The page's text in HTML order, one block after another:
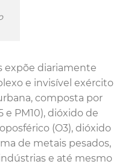
expõe diariamente
e invisível exército
composta por
e PM10), dióxido de
(O3), dióxido
de metais pesados,
e até mesmo